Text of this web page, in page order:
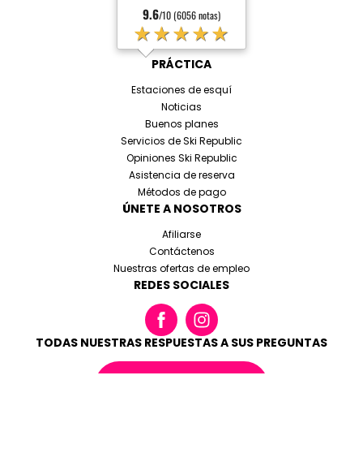
9.6/10 (6056 notas)
★★★★★
PRÁCTICA
Estaciones de esquí
Noticias
Buenos planes
Servicios de Ski Republic
Opiniones Ski Republic
Asistencia de reserva
Métodos de pago
ÚNETE A NOSOTROS
Afiliarse
Contáctenos
Nuestras ofertas de empleo
REDES SOCIALES
TODAS NUESTRAS RESPUESTAS A SUS PREGUNTAS